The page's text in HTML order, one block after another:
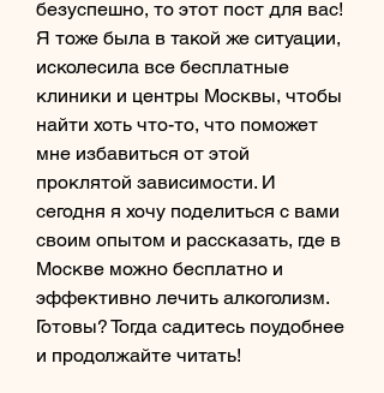
безуспешно, то этот пост для вас!
Я тоже была в такой же ситуации,
исколесила все бесплатные
клиники и центры Москвы, чтобы
найти хоть что-то, что поможет
мне избавиться от этой
проклятой зависимости. И
сегодня я хочу поделиться с вами
своим опытом и рассказать, где в
Москве можно бесплатно и
эффективно лечить алкоголизм.
Готовы? Тогда садитесь поудобнее
и продолжайте читать!